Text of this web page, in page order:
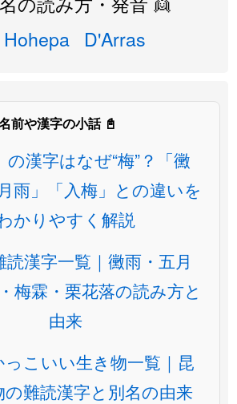
Hohepa D'Arras
前や漢字の小話 📓
の漢字はなぜ“梅”？「黴
雨」「入梅」との違いを
かりやすく解説
読漢字一覧｜黴雨・五月
梅霖・栗花落の読み方と
由来
こいい生き物一覧｜昆
の難読漢字と別名の由来